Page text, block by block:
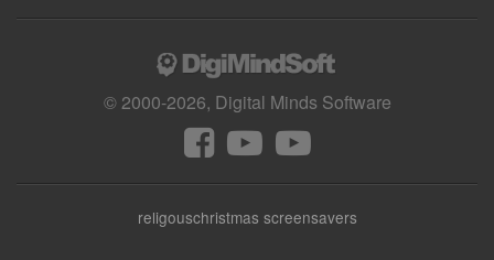
© 2000-2026, Digital Minds Software
religouschristmas screensavers